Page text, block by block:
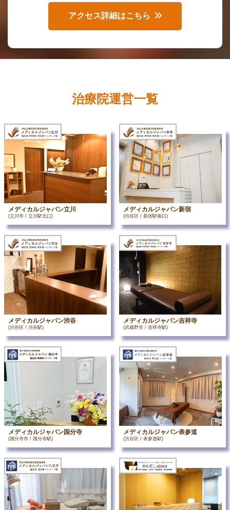
アクセス詳細はこちら
治療院運営一覧
メディカルジャパン立川
(立川市 / 立川駅北口)
メディカルジャパン新宿
(渋谷区 / 新宿駅南口)
メディカルジャパン渋谷
(渋谷区 / 渋谷駅)
メディカルジャパン吉祥寺
(武蔵野市 / 吉祥寺駅)
メディカルジャパン国分寺
(国分寺市 / 国分寺駅)
メディカルジャパン表参道
(渋谷区 / 表参道駅)